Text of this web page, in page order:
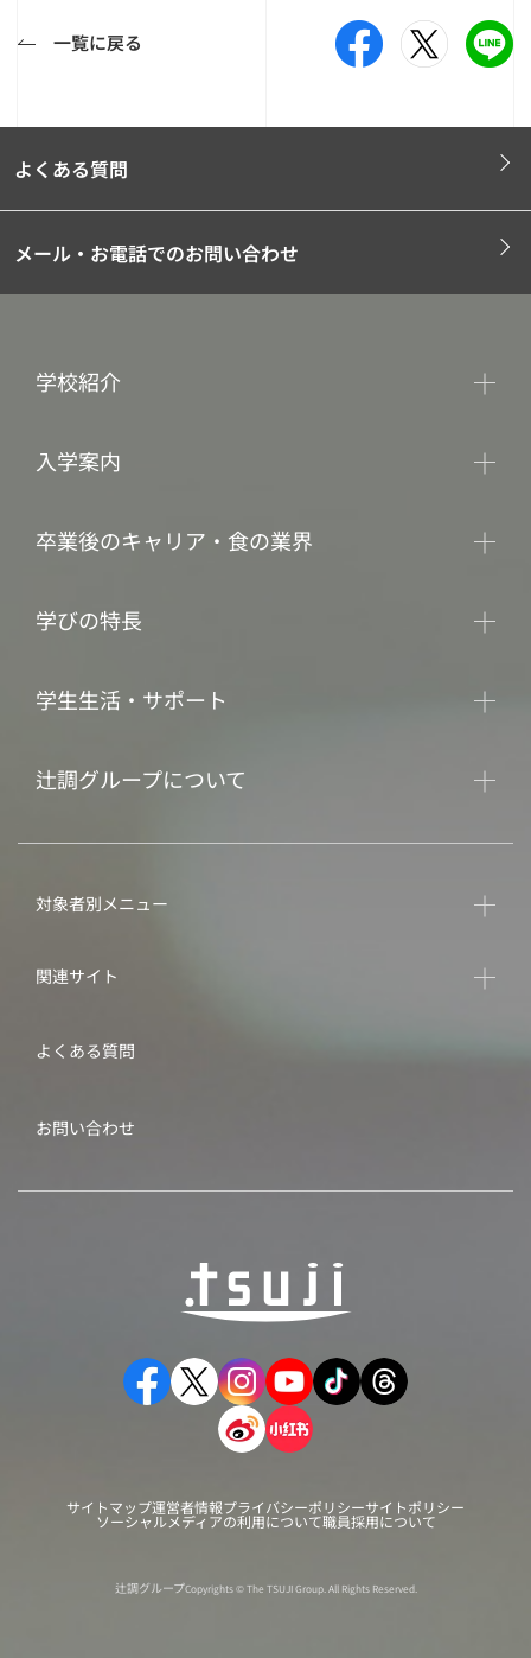
一覧に戻る
よくある質問
メール・お電話でのお問い合わせ
学校紹介
入学案内
卒業後のキャリア・食の業界
学びの特長
学生生活・サポート
辻調グループについて
対象者別メニュー
関連サイト
よくある質問
お問い合わせ
サイトマップ運営者情報プライバシーポリシーサイトポリシー
ソーシャルメディアの利用について職員採用について
辻調グループCopyrights © The TSUJI Group. All Rights Reserved.